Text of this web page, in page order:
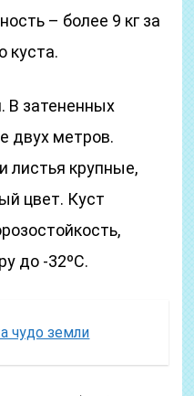
– более 9 кг за
куста.
В затененных
двух метров.
листья крупные,
цвет. Куст
до -32ºC.
чудо земли